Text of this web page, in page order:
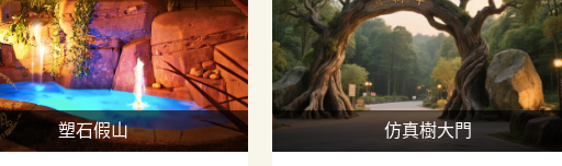
塑石假山 仿真樹大門